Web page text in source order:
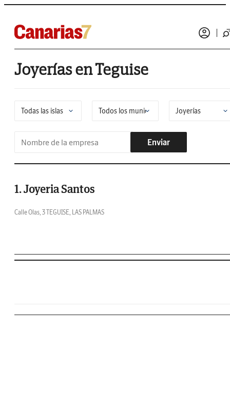
Joyerías en Teguise
Enviar
1. Joyeria Santos
Calle Olas, 3 TEGUISE, LAS PALMAS